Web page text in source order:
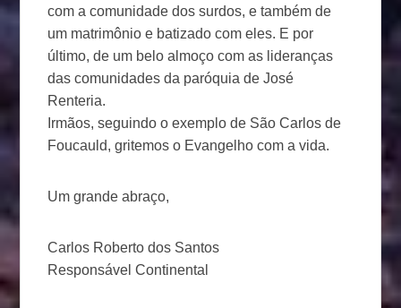
com a comunidade dos surdos, e também de
um matrimônio e batizado com eles. E por
último, de um belo almoço com as lideranças
das comunidades da paróquia de José
Renteria.
Irmãos, seguindo o exemplo de São Carlos de
Foucauld, gritemos o Evangelho com a vida.
Um grande abraço,
Carlos Roberto dos Santos
Responsável Continental